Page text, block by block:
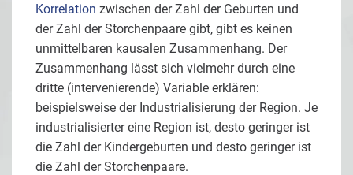
Korrelation zwischen der Zahl der Geburten und
der Zahl der Storchenpaare gibt, gibt es keinen
unmittelbaren kausalen Zusammenhang. Der
Zusammenhang lässt sich vielmehr durch eine
dritte (intervenierende) Variable erklären:
beispielsweise der Industrialisierung der Region. Je
industrialisierter eine Region ist, desto geringer ist
die Zahl der Kindergeburten und desto geringer ist
die Zahl der Storchenpaare.